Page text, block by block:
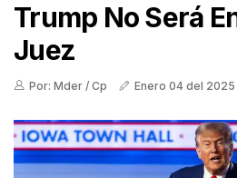
Trump No Será
Juez
Por: Mder / Cp Enero 04 del 2025